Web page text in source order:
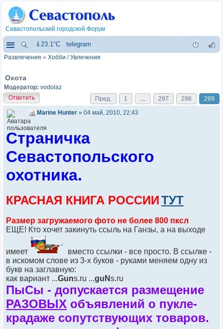
Севастопольский городской Форум
⇓23.1°C telegram
Развлечения « Хобби / Увлечения
Охота
Модератор: vodolaz
Ответить
Пред. 1 … 297 298 299
Marine Hunter » 04 май, 2010, 22:43
Страничка
Севастопольского
охотника.
КРАСНАЯ КНИГА РОССИИТУТ
Размер загружаемого фото не более 800 пксл
ЕЩЕ! Кто хочет закинуть ссыль на Ганзы, а на выходе
имеет
вместо ссылки - все просто. В ссылке -
в искомом слове из 3-х буков - руками меняем одну из
букв на заглавную:
как вариант ...Guns.ru ...guNs.ru
ПыСы - допускается размещение
РАЗОВЫХ объявлений о пукле-
крадаже сопутствующих товаров.